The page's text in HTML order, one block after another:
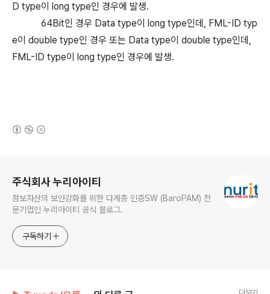
D type이 long type인 경우에 발생.
64Bit인 경우 Data type이 long type인데, FML-ID typ
e이 double type인 경우 또는 Data type이 double type인데,
FML-ID type이 long type인 경우에 발생.
주식회사 누리아이티
정보자산의 보안강화를 위한 다계층 인증SW (BaroPAM) 전
문기업인 누리아이티 공식 블로그.
구독하기